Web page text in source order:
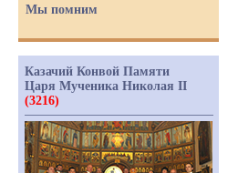
Мы помним
Казачий Конвой Памяти
Царя Мученика Николая II
(3216)